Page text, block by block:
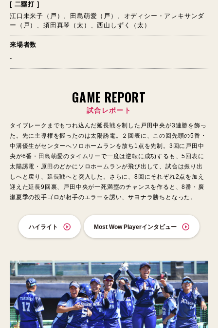
[ 二塁打 ]
江口未来子（戸）、田島萌愛（戸）、オディシー・アレキサンダ
ー（戸）、須田真琴（太）、西山しずく（太）
来場者数
-
GAME REPORT
試合レポート
タイブレークまでもつれ込んだ延長戦を制した戸田中央が3連勝を飾っ
た。先に主導権を握ったのは太陽誘電。２回表に、この回先頭の5番・
中溝優生がセンターへソロホームランを放ち1点を先制。3回に戸田中
央が6番・田島萌愛のタイムリーで一度は逆転に成功するも、5回表に
太陽誘電・原田のどかにソロホームランが飛び出して、試合は振り出
しへと戻り、延長戦へと突入した。さらに、8回にそれぞれ2点を加え
迎えた延長9回裏、戸田中央が一死満塁のチャンスを作ると、8番・廣
瀬夏季の投手ゴロが相手のエラーを誘い、サヨナラ勝ちとなった。
ハイライト Most Wow Playerインタビュー